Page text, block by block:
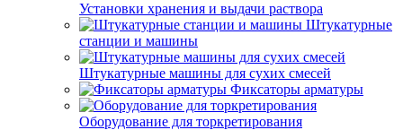
Установки хранения и выдачи раствора
Штукатурные
станции и машины
Штукатурные машины для сухих смесей
Фиксаторы арматуры
Оборудование для торкретирования